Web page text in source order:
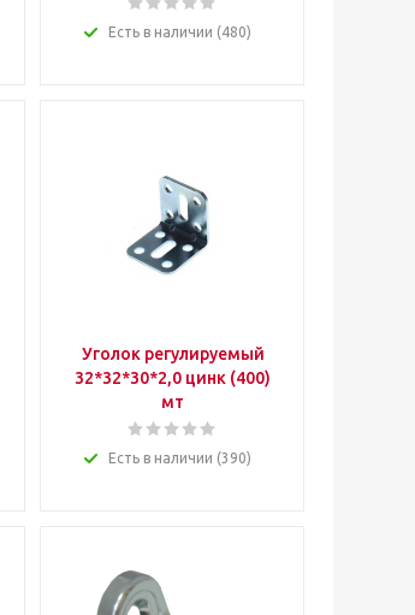
Есть в наличии (480)
Уголок регулируемый
32*32*30*2,0 цинк (400)
мт
Есть в наличии (390)